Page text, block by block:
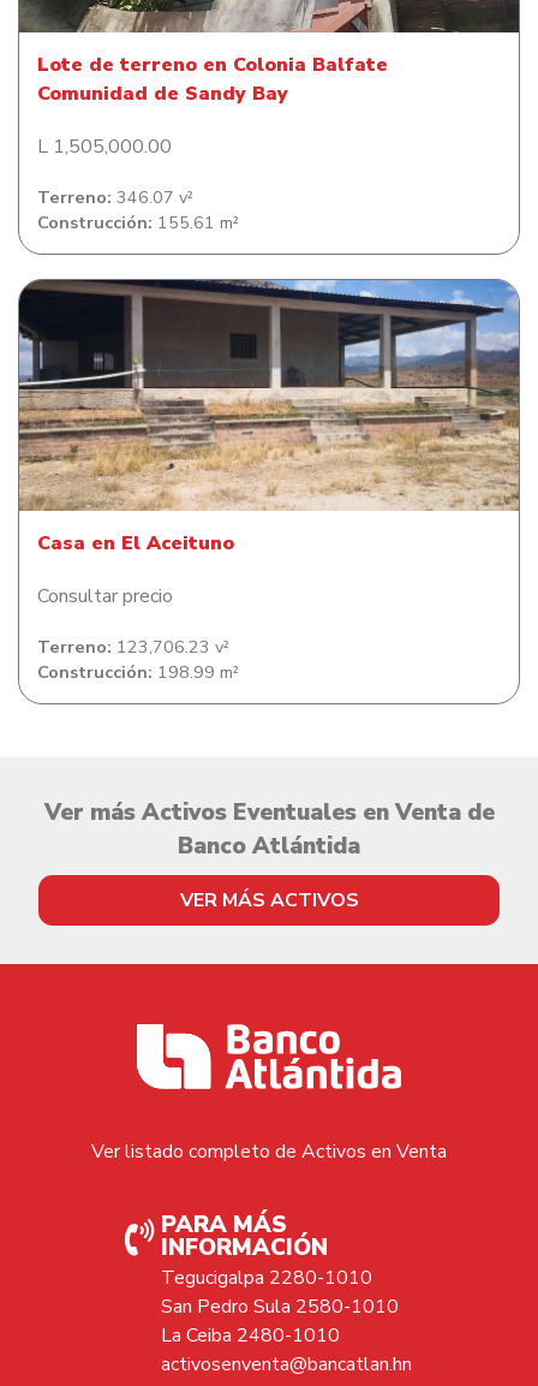
Lote de terreno en Colonia Balfate
Comunidad de Sandy Bay
L 1,505,000.00
Terreno: 346.07 v²
Construcción: 155.61 m²
Casa en El Aceituno
Casa en El Aceituno
Consultar precio
Terreno: 123,706.23 v²
Construcción: 198.99 m²
Ver más Activos Eventuales en Venta de
Banco Atlántida
VER MÁS ACTIVOS
Ver listado completo de Activos en Venta
PARA MÁS
INFORMACIÓN
Tegucigalpa 2280-1010
San Pedro Sula 2580-1010
La Ceiba 2480-1010
activosenventa@bancatlan.hn